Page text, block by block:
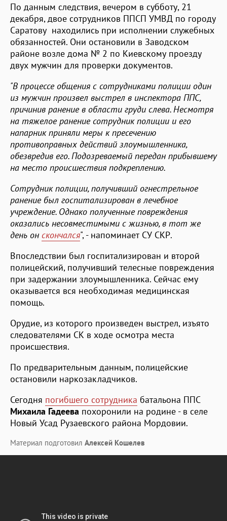
По данным следствия, вечером в субботу, 21
декабря, двое сотрудников ППСП УМВД по городу
Саратову находились при исполнении служебных
обязанностей. Они остановили в Заводском
районе возле дома № 2 по Киевскому проезду
двух мужчин для проверки документов.
"В процессе общения с сотрудниками полиции один
из мужчин произвел выстрел в инспектора ППС,
причинив ранение в области груди слева. Несмотря
на тяжелое ранение сотрудник полиции и его
напарник приняли меры к пресечению
противоправных действий злоумышленника,
обезвредив его. Подозреваемый передан прибывшему
на место происшествия подкреплению.
Сотрудник полиции, получивший огнестрельное
ранение был госпитализирован в лечебное
учреждение. Однако полученные повреждения
оказались несовместимыми с жизнью, в тот же
день он скончался", - напоминает СУ СКР.
Впоследствии был госпитализирован и второй
полицейский, получивший телесные повреждения
при задержании злоумышленника. Сейчас ему
оказывается вся необходимая медицинская
помощь.
Орудие, из которого произведен выстрел, изъято
следователями СК в ходе осмотра места
происшествия.
По предварительным данным, полицейские
остановили наркозакладчиков.
Сегодня погибшего сотрудника батальона ППС
Михаила Гадеева похоронили на родине - в селе
Новый Усад Рузаевского района Мордовии.
Материал подготовил Алексей Кошелев